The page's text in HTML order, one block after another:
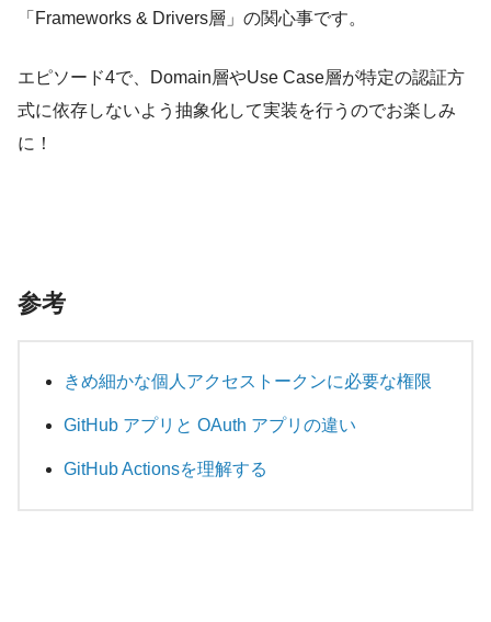
「Frameworks & Drivers層」の関心事です。
エピソード4で、Domain層やUse Case層が特定の認証方
式に依存しないよう抽象化して実装を行うのでお楽しみ
に！
参考
きめ細かな個人アクセストークンに必要な権限
GitHub アプリと OAuth アプリの違い
GitHub Actionsを理解する